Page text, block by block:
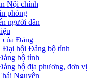
Nội chính
phòng
người dân
của Đảng
Đại hội Đảng bộ tỉnh
bộ tỉnh
bộ địa phương, đơn vị
Nguyên